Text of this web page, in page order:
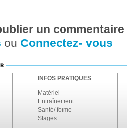
un
ou Connectez- vous
INFOS PRATIQUES
Matériel
Entraînement
Santé/ forme
Stages